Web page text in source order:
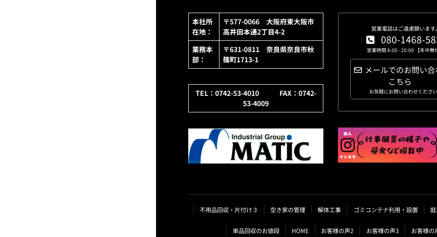
本社所
在地：
〒577-0066 大阪府東大阪市
高井田本通2丁目4-2
業務本
部：
〒631-0811 奈良県奈良市秋
篠町1713-1
TEL：0742-53-4010 FAX：0742-
53-4009
営業電話はご遠慮願います
080-1468-
営業時間 8:00 - 20:00 【年中無
メールでのお問い
こちら
お気軽にお問い合わせくださ
不用品回収・片付け３ 空き家の管理 解体工事 ゴミコンテナ利用・設置
単品回収のお値段 HOME お客様の声2 お客様の声3 お客様